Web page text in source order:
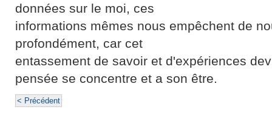
données sur le moi, ces
informations mêmes nous empêchent de
profondément, car cet
entassement de savoir et d'expériences
pensée se concentre et a son être.
< Précédent